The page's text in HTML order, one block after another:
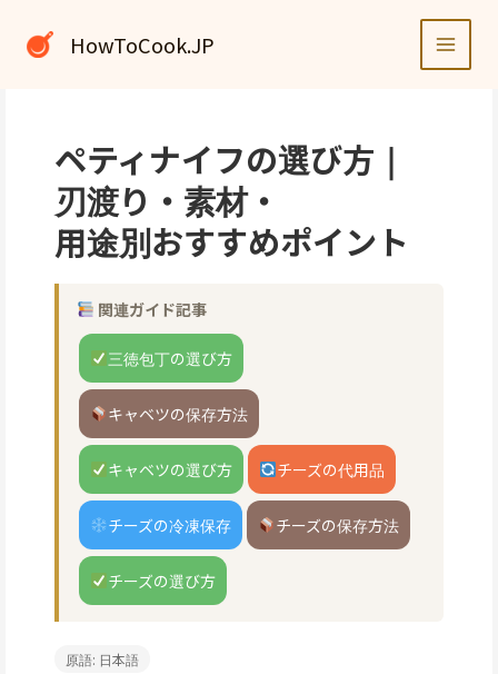
HowToCook.JP
ペティナイフの選び方｜
刃渡り・素材・
用途別おすすめポイント
関連ガイド記事
三徳包丁の選び方
キャベツの保存方法
キャベツの選び方 チーズの代用品
チーズの冷凍保存 チーズの保存方法
チーズの選び方
原語: 日本語